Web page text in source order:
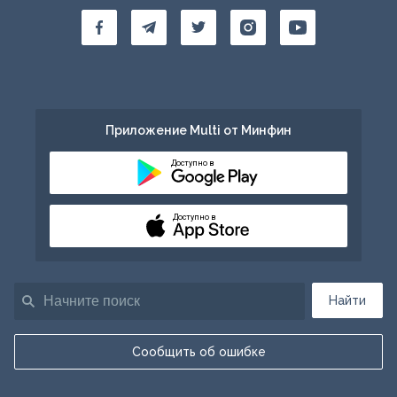
Найти
Сообщить об ошибке
Приложение Multi от Минфин
Доступно в
Доступно в